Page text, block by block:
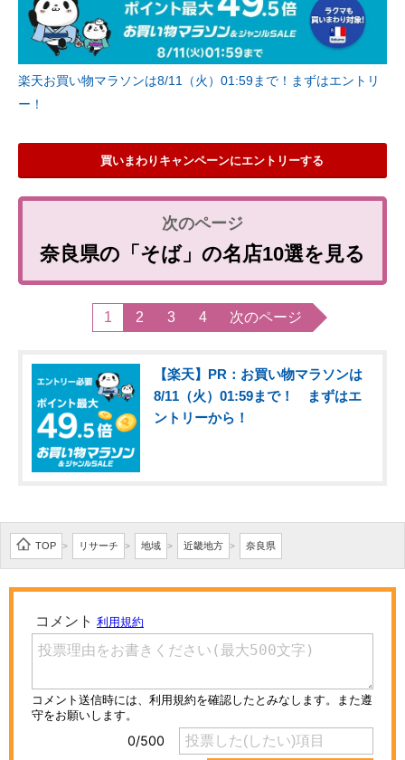
楽天お買い物マラソンは8/11（火）01:59まで！まずはエントリ
ー！
買いまわりキャンペーンにエントリーする
奈良県の「そば」の名店10選を見る
1 2 3 4 次のページ
【楽天】PR：お買い物マラソンは
8/11（火）01:59まで！ まずはエ
ントリーから！
TOP > リサーチ > 地域 > 近畿地方 > 奈良県